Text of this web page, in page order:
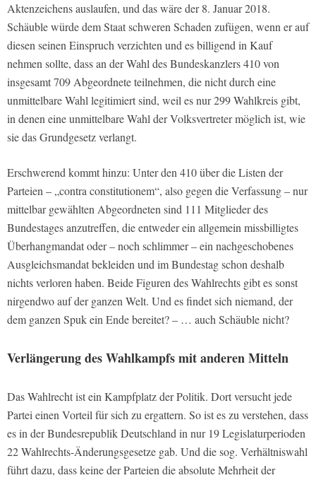
Aktenzeichens auslaufen, und das wäre der 8. Januar 2018.
Schäuble würde dem Staat schweren Schaden zufügen, wenn er auf
diesen seinen Einspruch verzichten und es billigend in Kauf
nehmen sollte, dass an der Wahl des Bundeskanzlers 410 von
insgesamt 709 Abgeordnete teilnehmen, die nicht durch eine
unmittelbare Wahl legitimiert sind, weil es nur 299 Wahlkreis gibt,
in denen eine unmittelbare Wahl der Volksvertreter möglich ist, wie
sie das Grundgesetz verlangt.
Erschwerend kommt hinzu: Unter den 410 über die Listen der
Parteien – „contra constitutionem“, also gegen die Verfassung – nur
mittelbar gewählten Abgeordneten sind 111 Mitglieder des
Bundestages anzutreffen, die entweder ein allgemein missbilligtes
Überhangmandat oder – noch schlimmer – ein nachgeschobenes
Ausgleichsmandat bekleiden und im Bundestag schon deshalb
nichts verloren haben. Beide Figuren des Wahlrechts gibt es sonst
nirgendwo auf der ganzen Welt. Und es findet sich niemand, der
dem ganzen Spuk ein Ende bereitet? – … auch Schäuble nicht?
Verlängerung des Wahlkampfs mit anderen Mitteln
Das Wahlrecht ist ein Kampfplatz der Politik. Dort versucht jede
Partei einen Vorteil für sich zu ergattern. So ist es zu verstehen, dass
es in der Bundesrepublik Deutschland in nur 19 Legislaturperioden
22 Wahlrechts-Änderungsgesetze gab. Und die sog. Verhältniswahl
führt dazu, dass keine der Parteien die absolute Mehrheit der